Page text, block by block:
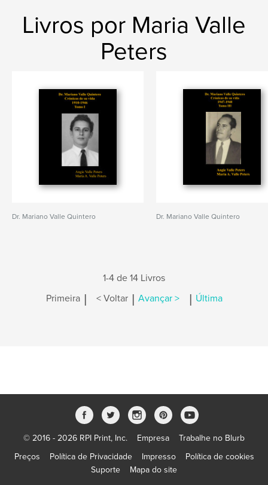
Livros por Maria Valle
Peters
Dr. Mariano Valle Quintero Dr. Mariano Valle Quintero
1-4 de 14 Livros
Primeira | < Voltar | Avançar > | Última
© 2016 - 2026 RPI Print, Inc. Empresa
Trabalhe no Blurb
Preços
Política de Privacidade Impresso
Política de cookies
Suporte
Mapa do site